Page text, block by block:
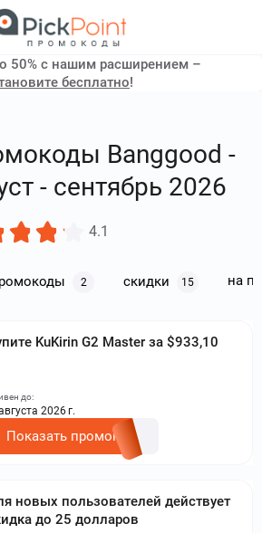
50% с нашим расширением –
бесплатно!
Banggood -
- сентябрь 2026
4.1
2 скидки 15 на
KuKirin G2 Master за $933,10
до:
2026 г.
Показать промокод
новых пользователей действует
до 25 долларов